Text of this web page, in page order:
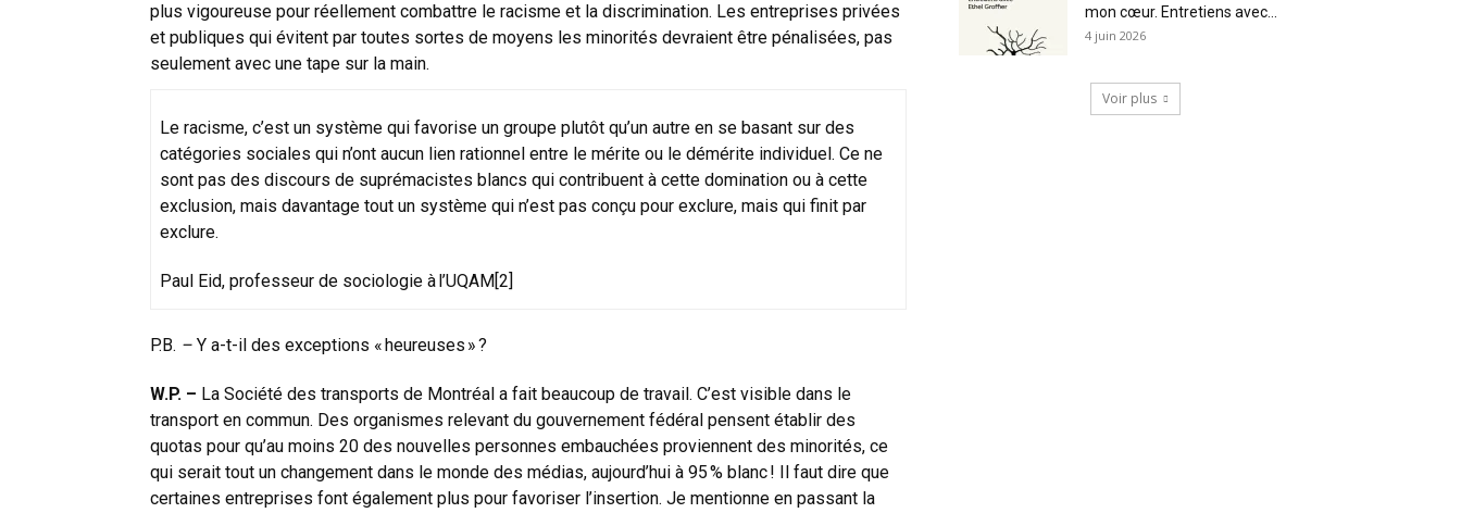
plus vigoureuse pour réellement combattre le racisme et la discrimination. Les entreprises privées
et publiques qui évitent par toutes sortes de moyens les minorités devraient être pénalisées, pas
seulement avec une tape sur la main.
Le racisme, c’est un système qui favorise un groupe plutôt qu’un autre en se basant sur des
catégories sociales qui n’ont aucun lien rationnel entre le mérite ou le démérite individuel. Ce ne
sont pas des discours de suprémacistes blancs qui contribuent à cette domination ou à cette
exclusion, mais davantage tout un système qui n’est pas conçu pour exclure, mais qui finit par
exclure.
Paul Eid, professeur de sociologie à l’UQAM [2]
P.B. – Y a-t-il des exceptions « heureuses » ?
W.P. – La Société des transports de Montréal a fait beaucoup de travail. C’est visible dans le
transport en commun. Des organismes relevant du gouvernement fédéral pensent établir des
quotas pour qu’au moins 20 des nouvelles personnes embauchées proviennent des minorités, ce
qui serait tout un changement dans le monde des médias, aujourd’hui à 95 % blanc ! Il faut dire que
certaines entreprises font également plus pour favoriser l’insertion. Je mentionne en passant la
mon cœur. Entretiens avec...
4 juin 2026
Voir plus